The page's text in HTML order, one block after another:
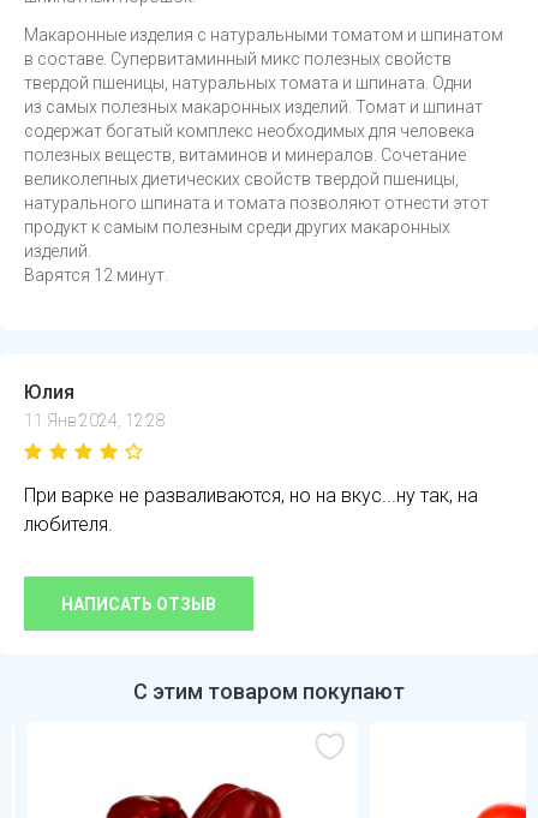
Макаронные изделия с натуральными томатом и шпинатом
в составе. Супервитаминный микс полезных свойств
твердой пшеницы, натуральных томата и шпината. Одни
из самых полезных макаронных изделий. Томат и шпинат
содержат богатый комплекс необходимых для человека
полезных веществ, витаминов и минералов. Сочетание
великолепных диетических свойств твердой пшеницы,
натурального шпината и томата позволяют отнести этот
продукт к самым полезным среди других макаронных
изделий.
Варятся 12 минут.
Юлия
11 Янв 2024, 12:28
При варке не разваливаются, но на вкус...ну так, на
любителя.
НАПИСАТЬ ОТЗЫВ
С этим товаром покупают